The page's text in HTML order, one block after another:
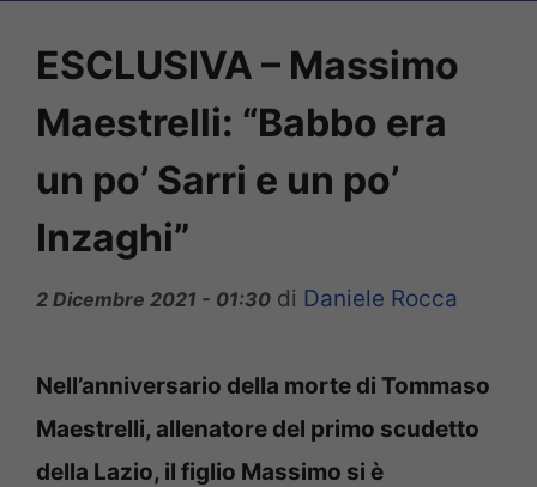
ESCLUSIVA – Massimo
Maestrelli: “Babbo era
un po’ Sarri e un po’
Inzaghi”
2 Dicembre 2021 - 01:30 di Daniele Rocca
Nell’anniversario della morte di Tommaso
Maestrelli, allenatore del primo scudetto
della Lazio, il figlio Massimo si è